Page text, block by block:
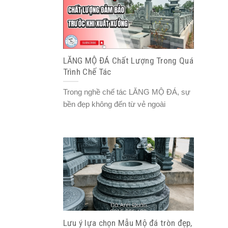
LĂNG MỘ ĐÁ Chất Lượng Trong Quá
Trình Chế Tác
Trong nghề chế tác LĂNG MỘ ĐÁ, sự
bền đẹp không đến từ vẻ ngoài
Lưu ý lựa chọn Mẫu Mộ đá tròn đẹp,